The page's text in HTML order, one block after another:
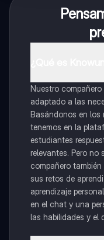
Nuestro
adaptado a las
Basándonos en los
tenemos en la
estudiantes
relevantes. Pero no
compañero
sus retos de
aprendizaje
en el chat y una
las habilidades y el